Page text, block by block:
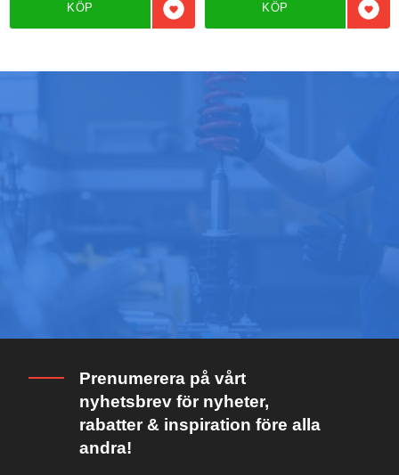
Lägg till i favoriter
KÖP KÖP
Prenumerera på vårt
nyhetsbrev för nyheter,
rabatter & inspiration före alla
andra!